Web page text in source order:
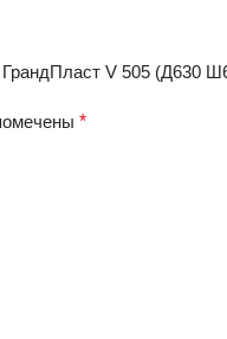
V 505 (Д630
*